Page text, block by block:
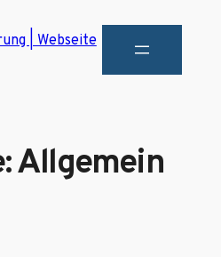
| Webseite
Allgemein